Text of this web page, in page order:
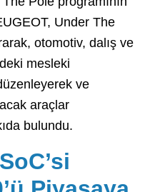
Under The
otomotiv, dalış ve
mesleki
ve
araçlar
bulundu.